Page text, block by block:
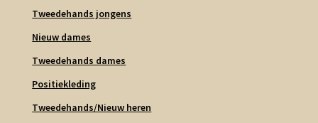
Tweedehands jongens
Nieuw dames
Tweedehands dames
Positiekleding
Tweedehands/Nieuw heren